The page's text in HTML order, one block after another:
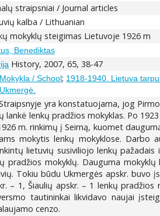
straipsniai / Journal articles
kalba / Lithuanian
mokyklų steigimas Lietuvoje 1926 m
Benediktas
History, 2007, 65, 38-47
Mokykla / School; 1918-1940. Lietuva
Ukmergė.
yra konstatuojama, jog
lankė lenkų pradžios mokyklas. Po
m. rinkimų į Seimą, kuomet
mokytis lenkų mokyklose. Darbo
lietuvių susiviliojo lenkų
pradžios mokyklų. Dauguma
Tokiu būdu Ukmergės apskr. buvo
– 1, Šiaulių apskr. – 1 lenkų
tautininkai likvidavo naujai
cenzo.